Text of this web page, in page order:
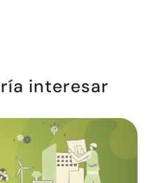
interesar